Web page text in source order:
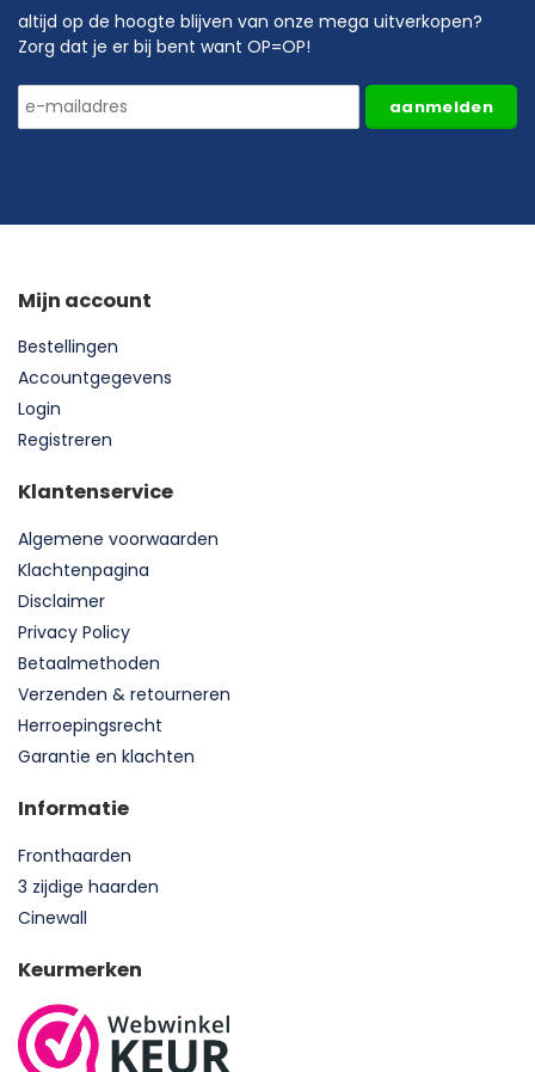
altijd op de hoogte blijven van onze mega uitverkopen?
Zorg dat je er bij bent want OP=OP!
aanmelden
Mijn account
Bestellingen
Accountgegevens
Login
Registreren
Klantenservice
Algemene voorwaarden
Klachtenpagina
Disclaimer
Privacy Policy
Betaalmethoden
Verzenden & retourneren
Herroepingsrecht
Garantie en klachten
Informatie
Fronthaarden
3 zijdige haarden
Cinewall
Keurmerken